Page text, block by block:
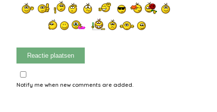
Notify me when new comments are added.